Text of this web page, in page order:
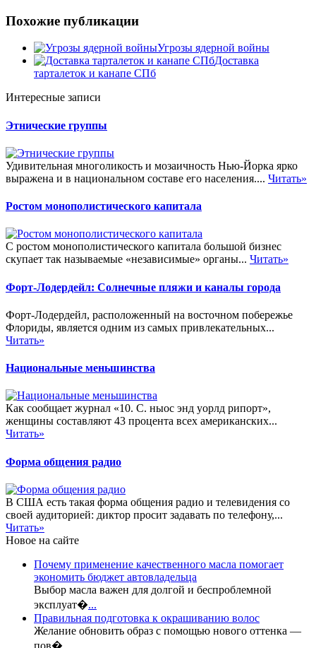
Похожие публикации
Угрозы ядерной войны
Доставка
тарталеток и канапе СПб
Интересные записи
Этнические группы
Удивительная многоликость и мозаичность Нью-Йорка ярко
выражена и в национальном составе его населения.... Читать»
Ростом монополистического капитала
С ростом монополистического капитала большой бизнес
скупает так называемые «независимые» органы... Читать»
Форт-Лодердейл: Солнечные пляжи и каналы города
Форт-Лодердейл, расположенный на восточном побережье
Флориды, является одним из самых привлекательных...
Читать»
Национальные меньшинства
Как сообщает журнал «10. С. ныос энд уорлд рипорт»,
женщины составляют 43 процента всех американских...
Читать»
Форма общения радио
В США есть такая форма общения радио и телевидения со
своей аудиторией: диктор просит задавать по телефону,...
Читать»
Новое на сайте
Почему применение качественного масла помогает
экономить бюджет автовладельца
Выбор масла важен для долгой и беспроблемной
эксплуат�...
Правильная подготовка к окрашиванию волос
Желание обновить образ с помощью нового оттенка —
пов�